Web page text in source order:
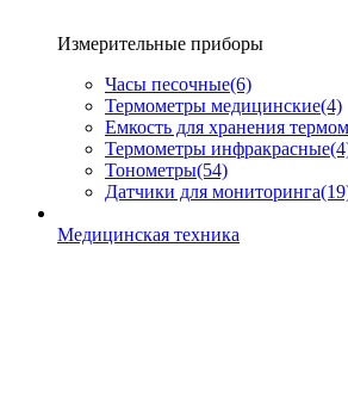
Измерительные приборы
Часы песочные(6)
Термометры медицинские(4)
Емкость для хранения
Термометры инфракрасные
Тонометры(54)
Датчики для мониторинга
Медицинская техника